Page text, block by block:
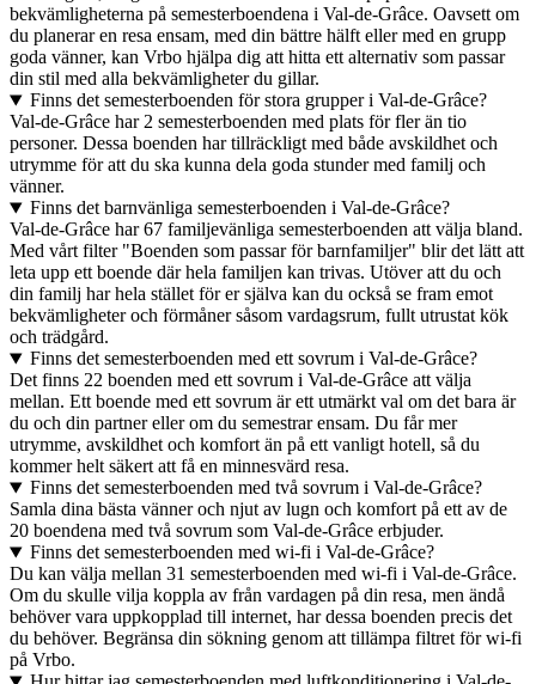
bekvämligheterna på semesterboendena i Val-de-Grâce. Oavsett om
du planerar en resa ensam, med din bättre hälft eller med en grupp
goda vänner, kan Vrbo hjälpa dig att hitta ett alternativ som passar
din stil med alla bekvämligheter du gillar.
Finns det semesterboenden för stora grupper i Val-de-Grâce?
Val-de-Grâce har 2 semesterboenden med plats för fler än tio
personer. Dessa boenden har tillräckligt med både avskildhet och
utrymme för att du ska kunna dela goda stunder med familj och
vänner.
Finns det barnvänliga semesterboenden i Val-de-Grâce?
Val-de-Grâce har 67 familjevänliga semesterboenden att välja bland.
Med vårt filter "Boenden som passar för barnfamiljer" blir det lätt att
leta upp ett boende där hela familjen kan trivas. Utöver att du och
din familj har hela stället för er själva kan du också se fram emot
bekvämligheter och förmåner såsom vardagsrum, fullt utrustat kök
och trädgård.
Finns det semesterboenden med ett sovrum i Val-de-Grâce?
Det finns 22 boenden med ett sovrum i Val-de-Grâce att välja
mellan. Ett boende med ett sovrum är ett utmärkt val om det bara är
du och din partner eller om du semestrar ensam. Du får mer
utrymme, avskildhet och komfort än på ett vanligt hotell, så du
kommer helt säkert att få en minnesvärd resa.
Finns det semesterboenden med två sovrum i Val-de-Grâce?
Samla dina bästa vänner och njut av lugn och komfort på ett av de
20 boendena med två sovrum som Val-de-Grâce erbjuder.
Finns det semesterboenden med wi-fi i Val-de-Grâce?
Du kan välja mellan 31 semesterboenden med wi-fi i Val-de-Grâce.
Om du skulle vilja koppla av från vardagen på din resa, men ändå
behöver vara uppkopplad till internet, har dessa boenden precis det
du behöver. Begränsa din sökning genom att tillämpa filtret för wi-fi
på Vrbo.